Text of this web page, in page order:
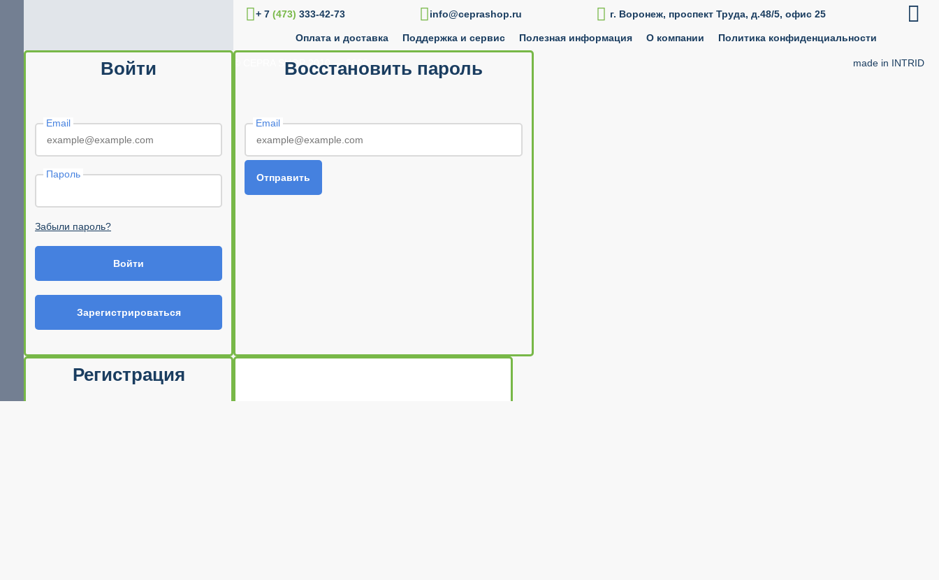
+ 7 (473) 333-42-73 info@ceprashop.ru  г. Воронеж, проспект Труда, д.48/5, офис 25 
Оплата и доставка Поддержка и сервис Полезная информация О компании Политика конфиденциальности
© CEPRA SHOP 2010 — 2026 made in INTRID
Войти
Email
Пароль
Забыли пароль?
Войти
Зарегистрироваться
Восстановить пароль
Email
Отправить
Регистрация